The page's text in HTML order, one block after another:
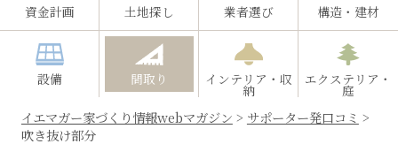
資金計画 土地探し 業者選び 構造・建材
設備 間取り インテリア・収
納
エクステリア・
庭
イエマガー家づくり情報webマガジン > サポーター発口コミ >
吹き抜け部分